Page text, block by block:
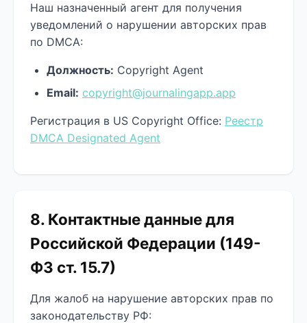
Наш назначенный агент для получения
уведомлений о нарушении авторских прав
по DMCA:
Должность: Copyright Agent
Email: copyright@journalingapp.app
Регистрация в US Copyright Office: Реестр
DMCA Designated Agent
8. Контактные данные для
Российской Федерации (149-
ФЗ ст. 15.7)
Для жалоб на нарушение авторских прав по
законодательству РФ: